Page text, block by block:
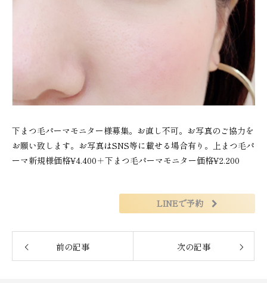
下まつ毛パーマモニター様募集。お直し不可。お写真のご協力を
お願い致します。お写真はSNS等に載せる場合有り。上まつ毛パ
ーマ新規様価格¥4.400＋下まつ毛パーマモニター価格¥2.200
LINEで予約
前の記事 次の記事